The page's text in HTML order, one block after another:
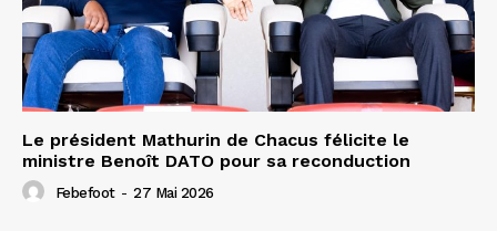
Le président Mathurin de Chacus félicite le
ministre Benoît DATO pour sa reconduction
Febefoot - 27 Mai 2026